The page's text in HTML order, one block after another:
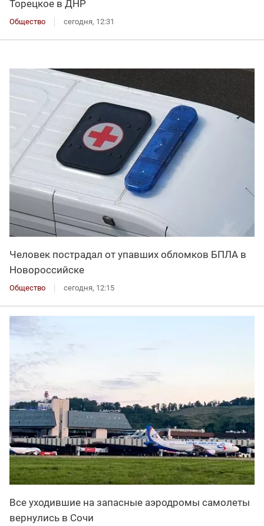
Торецкое в ДНР
Общество сегодня, 12:31
Человек пострадал от упавших обломков БПЛА в
Новороссийске
Общество сегодня, 12:15
Все уходившие на запасные аэродромы самолеты
вернулись в Сочи